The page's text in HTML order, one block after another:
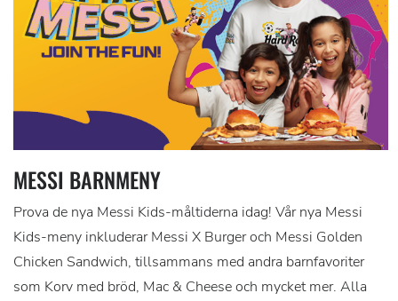
MESSI BARNMENY
Prova de nya Messi Kids-måltiderna idag! Vår nya Messi
Kids-meny inkluderar Messi X Burger och Messi Golden
Chicken Sandwich, tillsammans med andra barnfavoriter
som Korv med bröd, Mac & Cheese och mycket mer. Alla